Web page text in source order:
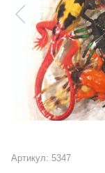
Артикул: 5347